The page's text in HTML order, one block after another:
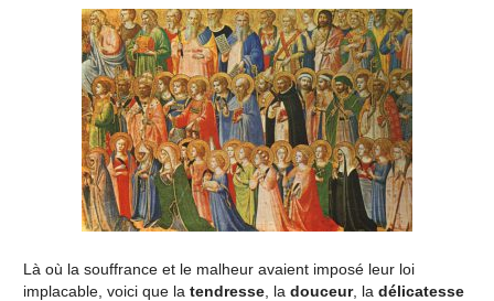
Là où la souffrance et le malheur avaient imposé leur loi
implacable, voici que la tendresse, la douceur, la délicatesse